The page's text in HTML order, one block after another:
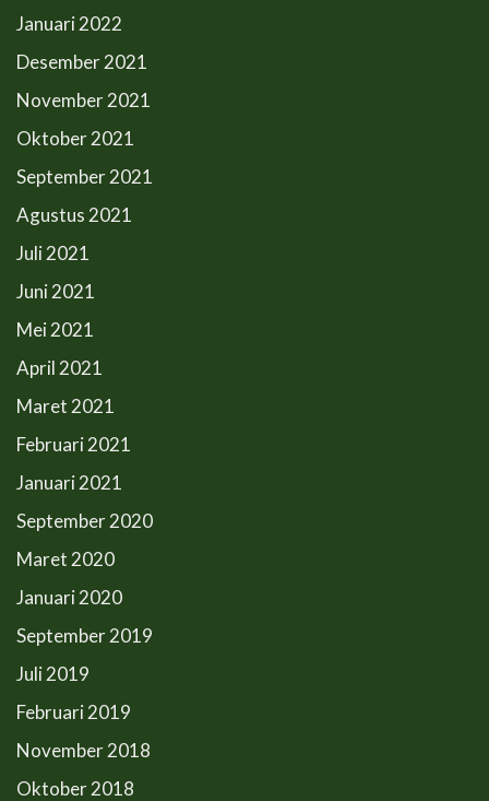
Januari 2022
Desember 2021
November 2021
Oktober 2021
September 2021
Agustus 2021
Juli 2021
Juni 2021
Mei 2021
April 2021
Maret 2021
Februari 2021
Januari 2021
September 2020
Maret 2020
Januari 2020
September 2019
Juli 2019
Februari 2019
November 2018
Oktober 2018